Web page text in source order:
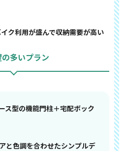
ク利用が盛んで収納需要が高い
の多いプラン
ス型の機能門柱＋宅配ボック
と色調を合わせたシンプルデ